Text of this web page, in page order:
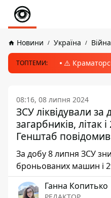
Новини Україна Війна
ТОПТЕМИ: ⚠️
08:16, 08 липня 2024
ЗСУ ліквідували
загарбників, літак
Генштаб повідомив
За добу 8 липня ЗСУ
броньованих машин і
Ганна Копитько